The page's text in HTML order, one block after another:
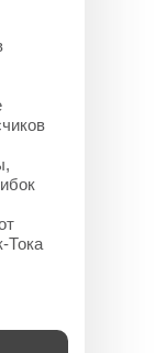
Тока